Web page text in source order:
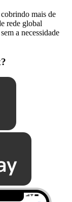
mais de
rede global
a necessidade